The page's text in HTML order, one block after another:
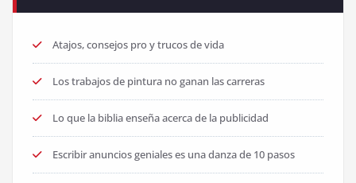
Atajos, consejos pro y trucos de vida
Los trabajos de pintura no ganan las carreras
Lo que la biblia enseña acerca de la publicidad
Escribir anuncios geniales es una danza de 10 pasos